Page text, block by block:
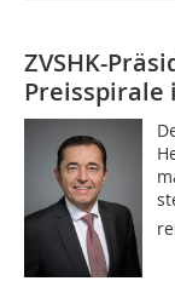
ZVSHK-